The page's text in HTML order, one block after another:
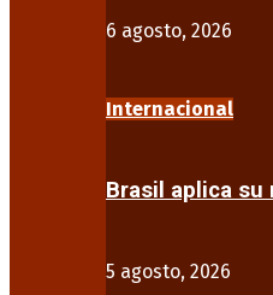
6 agosto, 2026
Internacional
Brasil aplica su
5 agosto, 2026